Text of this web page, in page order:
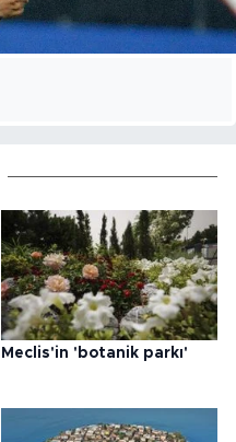
Meclis'in 'botanik parkı'